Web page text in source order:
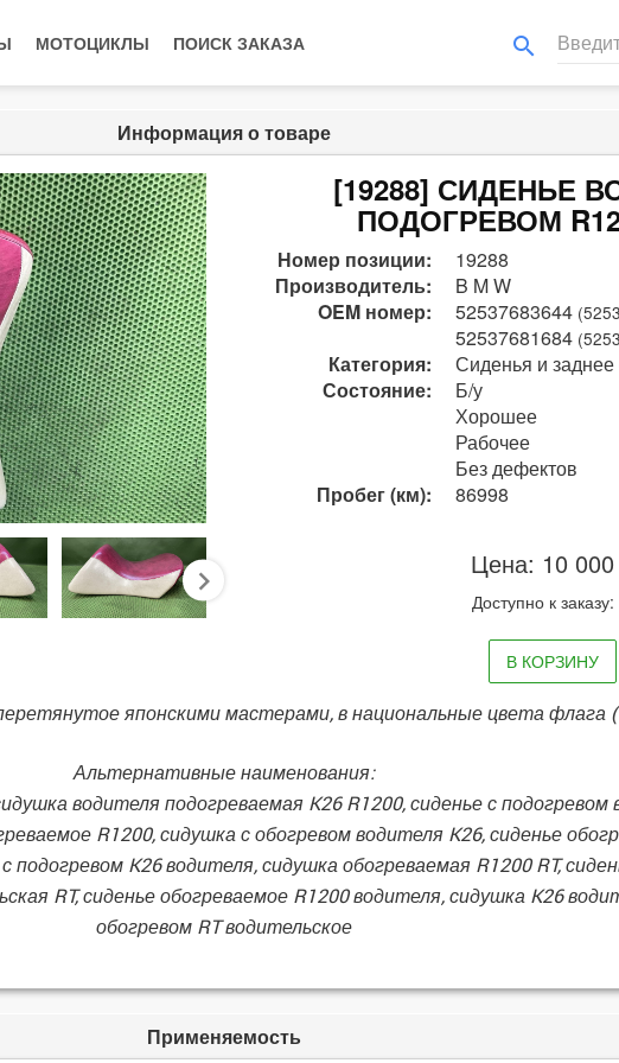
МОТОЦИКЛЫ ПОИСК ЗАКАЗА search
Информация о товаре
next
[19288] СИДЕНЬЕ
ПОДОГРЕВОМ
Номер позиции:
19288
Производитель:
B M W
OEM номер:
52537683644
52537681684
Категория:
Сиденья и заднее
Состояние:
Б/у
Хорошее
Рабочее
Без дефектов
Пробег (км):
86998
Цена: 10
Доступно к заказу:
В КОРЗИНУ
японскими мастерами, в национальные цвета
Альтернативные наименования:
водителя подогреваемая K26 R1200, сиденье с подогревом
R1200, сидушка с обогревом водителя K26, сиденье
подогревом K26 водителя, сидушка обогреваемая R1200 RT,
RT, сиденье обогреваемое R1200 водителя, сидушка K26
обогревом RT водительское
Применяемость